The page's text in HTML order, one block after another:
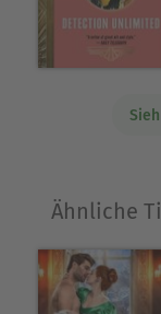
unique
Reading
Über
dieser Zeit
Grenzen
starb am 5.
Ähnliche